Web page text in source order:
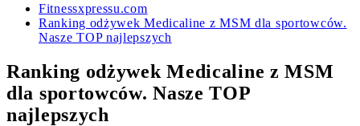
Fitnessxpressu.com
Ranking odżywek Medicaline z MSM dla sportowców.
Nasze TOP najlepszych
Ranking odżywek Medicaline z MSM
dla sportowców. Nasze TOP
najlepszych